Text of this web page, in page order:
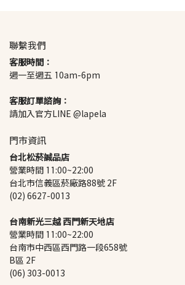
聯繫我們
客服時間：
週一至週五 10am-6pm
客服訂單諮詢：
請加入官方LINE @lapela
門市資訊
台北松菸誠品店
營業時間 11:00~22:00
台北市信義區菸廠路88號 2F
(02) 6627-0013
台南新光三越 西門新天地店
營業時間 11:00~22:00
台南市中西區西門路一段658號
B區 2F
(06) 303-0013